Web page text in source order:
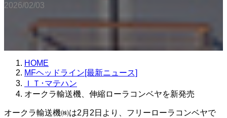
2026/02/03
HOME
MFヘッドライン[最新ニュース]
ＩＴ･マテハン
オークラ輸送機、伸縮ローラコンベヤを新発売
オークラ輸送機㈱は2月2日より、フリーローラコンベヤで